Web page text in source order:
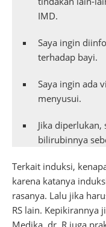
IMD.
Saya ingin
terhadap bayi.
Saya ingin ada
menyusui.
Jika diperlukan,
bilirubinnya
Terkait induksi,
karena katanya
rasanya. Lalu jika
RS lain. Kepikirannya
Medika, dr. R juga